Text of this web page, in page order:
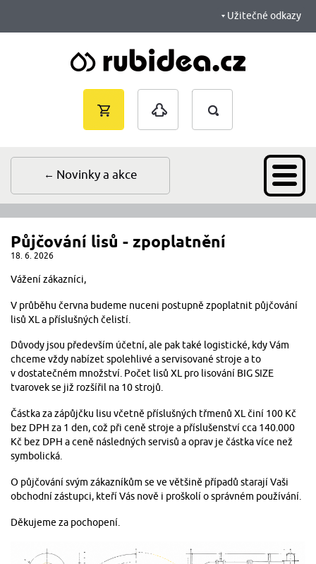
košík je
Vyhledávání
Půjčování lisů - zpoplatnění
18. 6. 2026
Vážení zákazníci,
V průběhu června budeme nuceni postupně zpoplatnit půjčování
lisů XL a příslušných čelistí.
Důvody jsou především účetní, ale pak také logistické, kdy Vám
chceme vždy nabízet spolehlivé a servisované stroje a to
v dostatečném množství. Počet lisů XL pro lisování BIG SIZE
tvarovek se již rozšířil na 10 strojů.
Částka za zápůjčku lisu včetně příslušných třmenů XL činí 100 Kč
bez DPH za 1 den, což při ceně stroje a příslušenství cca 140.000
Kč bez DPH a ceně následných servisů a oprav je částka více než
symbolická.
O půjčování svým zákazníkům se ve většině případů starají Vaši
obchodní zástupci, kteří Vás nově i proškolí o správném používání.
Děkujeme za pochopení.
Novinky a akce
Užitečné odkazy